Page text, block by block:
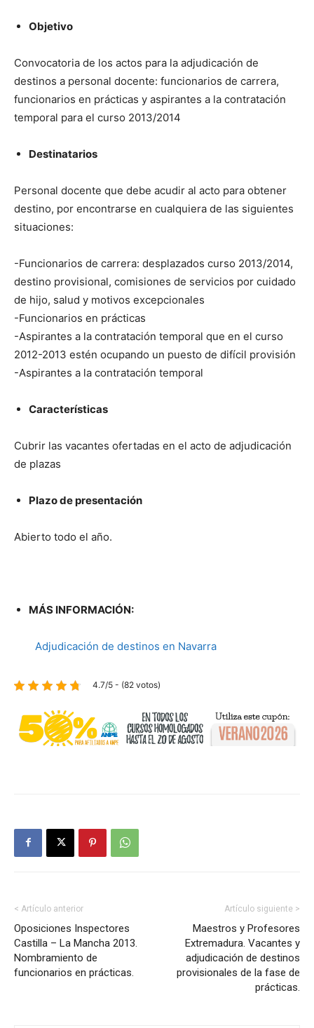
Objetivo
Convocatoria de los actos para la adjudicación de
destinos a personal docente: funcionarios de carrera,
funcionarios en prácticas y aspirantes a la contratación
temporal para el curso 2013/2014
Destinatarios
Personal docente que debe acudir al acto para obtener
destino, por encontrarse en cualquiera de las siguientes
situaciones:
-Funcionarios de carrera: desplazados curso 2013/2014,
destino provisional, comisiones de servicios por cuidado
de hijo, salud y motivos excepcionales
-Funcionarios en prácticas
-Aspirantes a la contratación temporal que en el curso
2012-2013 estén ocupando un puesto de difícil provisión
-Aspirantes a la contratación temporal
Características
Cubrir las vacantes ofertadas en el acto de adjudicación
de plazas
Plazo de presentación
Abierto todo el año.
MÁS INFORMACIÓN:
Adjudicación de destinos en Navarra
4.7/5 - (82 votos)
< Artículo anterior
Oposiciones Inspectores
Castilla – La Mancha 2013.
Nombramiento de
funcionarios en prácticas.
Artículo siguiente >
Maestros y Profesores
Extremadura. Vacantes y
adjudicación de destinos
provisionales de la fase de
prácticas.